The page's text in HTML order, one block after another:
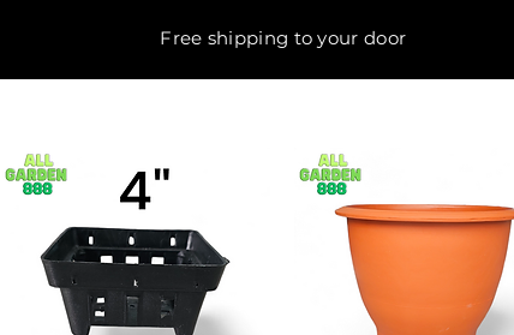
Free shipping to your door